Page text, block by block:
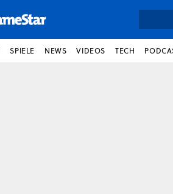
SPIELE NEWS VIDEOS TECH